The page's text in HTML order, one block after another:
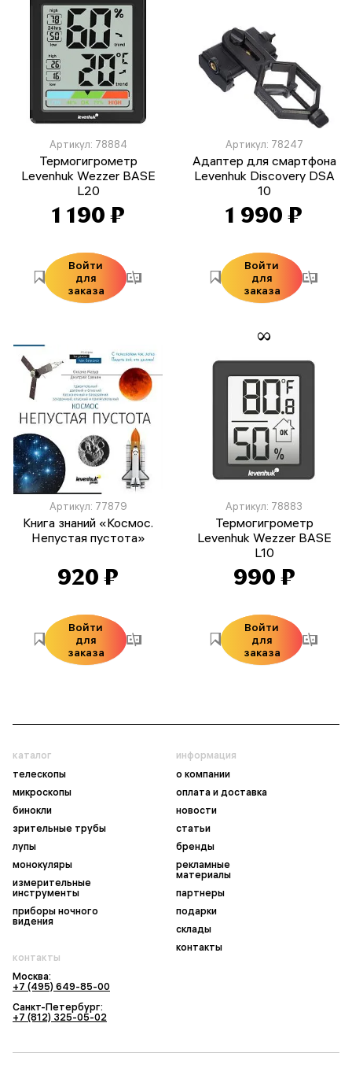
Артикул: 78884
Термогигрометр
Levenhuk Wezzer BASE
L20
1 190 ₽
Войти
для
заказа
Артикул: 78247
Адаптер для смартфона
Levenhuk Discovery DSA
10
1 990 ₽
Войти
для
заказа
Артикул: 77879
Книга знаний «Космос.
Непустая пустота»
920 ₽
Войти
для
заказа
Артикул: 78883
Термогигрометр
Levenhuk Wezzer BASE
L10
990 ₽
Войти
для
заказа
каталог
телескопы
микроскопы
бинокли
зрительные трубы
лупы
монокуляры
измерительные
инструменты
приборы ночного
видения
информация
о компании
оплата и доставка
новости
статьи
бренды
рекламные
материалы
партнеры
подарки
склады
контакты
контакты
Москва:
+7 (495) 649-85-00
Санкт-Петербург:
+7 (812) 325-05-02